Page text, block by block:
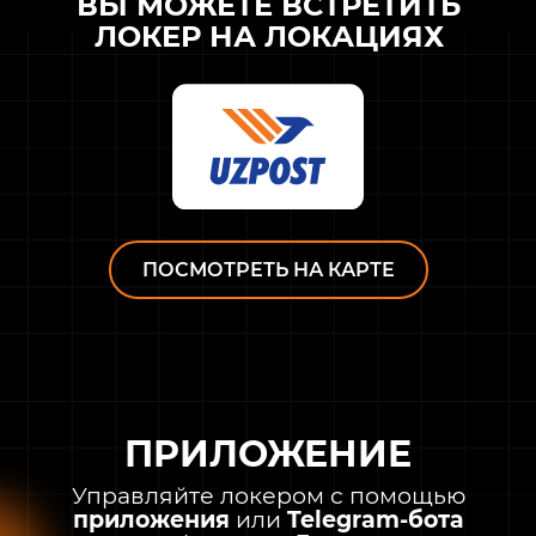
ЛОКЕР НА ЛОКАЦИЯХ
ПОСМОТРЕТЬ НА КАРТЕ
ПРИЛОЖЕНИЕ
Управляйте локером с помощью
приложения или Telegram-бота